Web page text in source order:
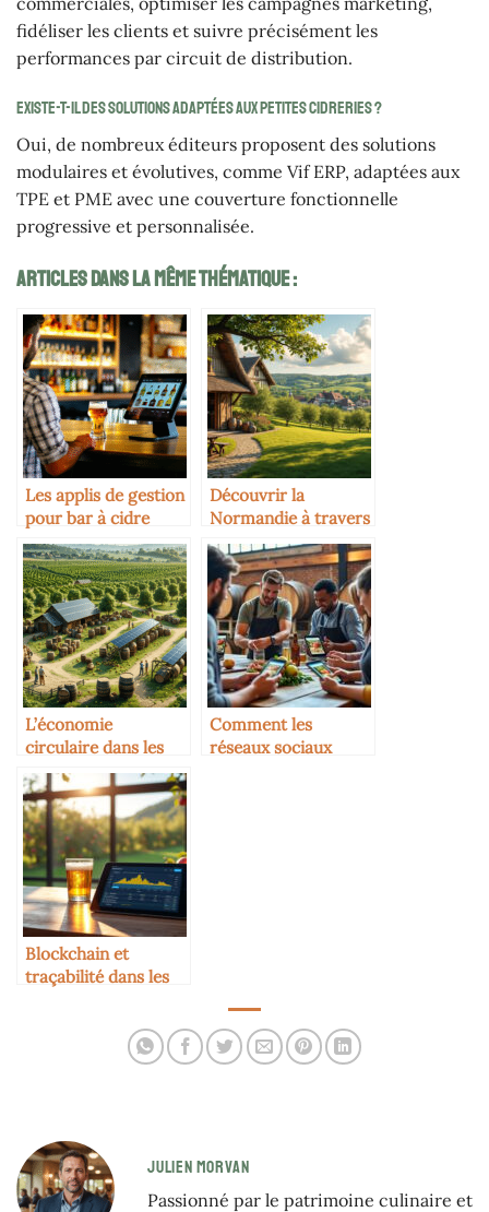
fidéliser les clients et suivre précisément les
performances par circuit de distribution.
Existe-t-il des solutions adaptées aux petites cidreries ?
Oui, de nombreux éditeurs proposent des solutions
modulaires et évolutives, comme Vif ERP, adaptées aux
TPE et PME avec une couverture fonctionnelle
progressive et personnalisée.
Articles Dans La Même Thématique :
Les applis de gestion
pour bar à cidre
Découvrir la
Normandie à travers
ses cidreries
L’économie
circulaire dans les
cidreries : initiatives
inspirantes
Comment les
réseaux sociaux
Blockchain et
traçabilité dans les
JULIEN MORVAN
Passionné par le patrimoine culinaire et